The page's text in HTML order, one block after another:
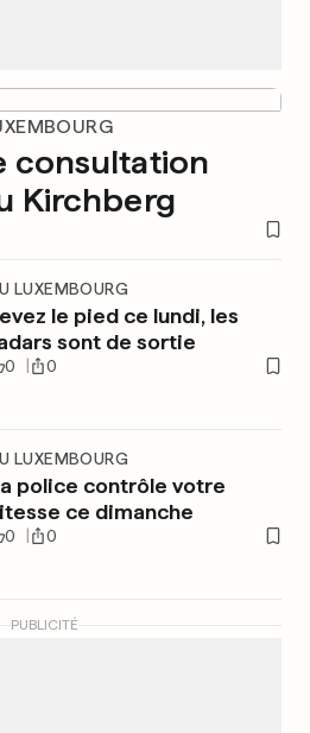
consultation
Kirchberg
LUXEMBOURG
le pied ce lundi, les
sont de sortie
0 0
LUXEMBOURG
police contrôle votre
ce dimanche
0 0
PUBLICITÉ